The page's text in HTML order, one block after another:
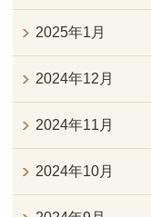
2025年1月
2024年12月
2024年11月
2024年10月